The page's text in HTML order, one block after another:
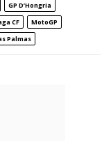
GP D’Hongria
CF
MotoGP
Palmas